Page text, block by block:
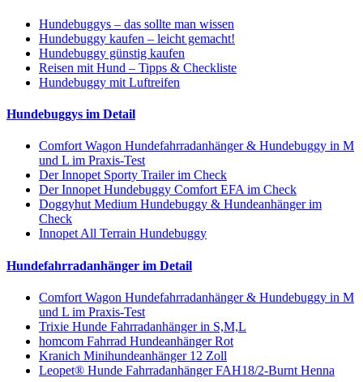
Hundebuggys – das sollte man wissen
Hundebuggy kaufen – leicht gemacht!
Hundebuggy günstig kaufen
Reisen mit Hund – Tipps & Checkliste
Hundebuggy mit Luftreifen
Hundebuggys im Detail
Comfort Wagon Hundefahrradanhänger & Hundebuggy in M
und L im Praxis-Test
Der Innopet Sporty Trailer im Check
Der Innopet Hundebuggy Comfort EFA im Check
Doggyhut Medium Hundebuggy & Hundeanhänger im
Check
Innopet All Terrain Hundebuggy
Hundefahrradanhänger im Detail
Comfort Wagon Hundefahrradanhänger & Hundebuggy in M
und L im Praxis-Test
Trixie Hunde Fahrradanhänger in S,M,L
homcom Fahrrad Hundeanhänger Rot
Kranich Minihundeanhänger 12 Zoll
Leopet® Hunde Fahrradanhänger FAH18/2-Burnt Henna